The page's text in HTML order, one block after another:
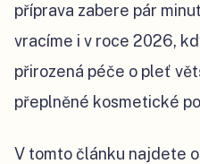
příprava zabere pár
vracíme i v roce 2026,
přirozená péče o pleť
přeplněné kosmetické
V tomto článku najdete